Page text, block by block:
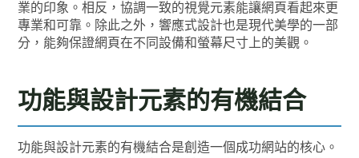
業的印象。相反，協調一致的視覺元素能讓網頁看起來更
專業和可靠。除此之外，響應式設計也是現代美學的一部
分，能夠保證網頁在不同設備和螢幕尺寸上的美觀。
功能與設計元素的有機結合
功能與設計元素的有機結合是創造一個成功網站的核心。